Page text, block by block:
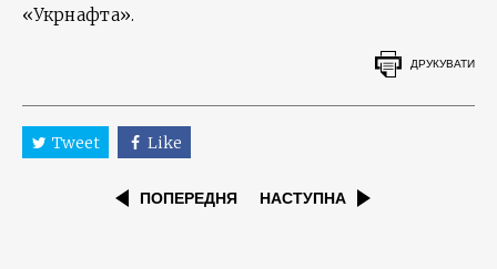
«Укрнафта».
ДРУКУВАТИ
Tweet Like
ПОПЕРЕДНЯ НАСТУПНА